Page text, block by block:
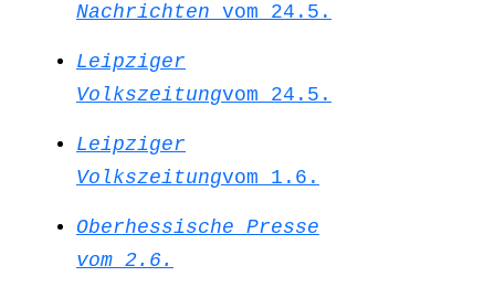
Nachrichten vom 24.5.
Leipziger
Volkszeitungvom 24.5.
Leipziger
Volkszeitungvom 1.6.
Oberhessische Presse
vom 2.6.